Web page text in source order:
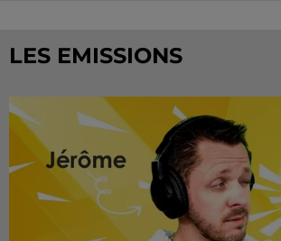
LES EMISSIONS